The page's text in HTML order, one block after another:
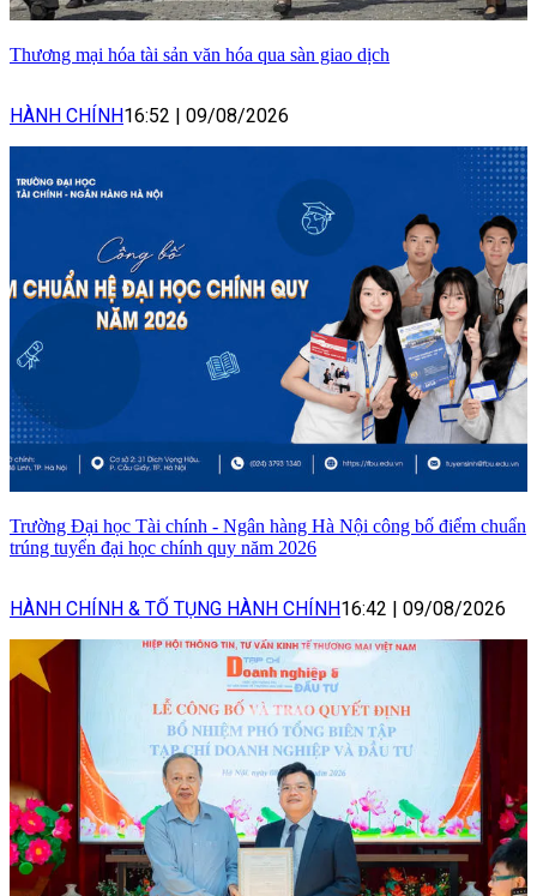
Thương mại hóa tài sản văn hóa qua sàn giao dịch
HÀNH CHÍNH16:52 | 09/08/2026
Trường Đại học Tài chính - Ngân hàng Hà Nội công bố điểm chuẩn
trúng tuyển đại học chính quy năm 2026
HÀNH CHÍNH & TỐ TỤNG HÀNH CHÍNH16:42 | 09/08/2026